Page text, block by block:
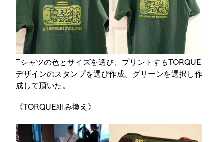
Tシャツの色とサイズを選び、プリントするTORQUE
デザインのスタンプを選び作成。グリーンを選択し作
成して頂いた。
《TORQUE組み換え》